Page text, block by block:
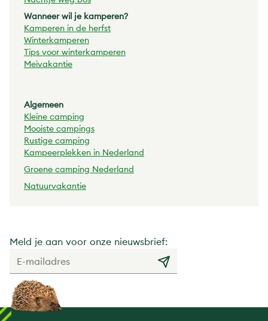
Wanneer wil je kamperen?
Kamperen in de herfst
Winterkamperen
Tips voor winterkamperen
Meivakantie
Algemeen
Kleine camping
Mooiste campings
Rustige camping
Kampeerplekken in Nederland
Groene camping Nederland
Natuurvakantie
Meld je aan voor onze nieuwsbrief: